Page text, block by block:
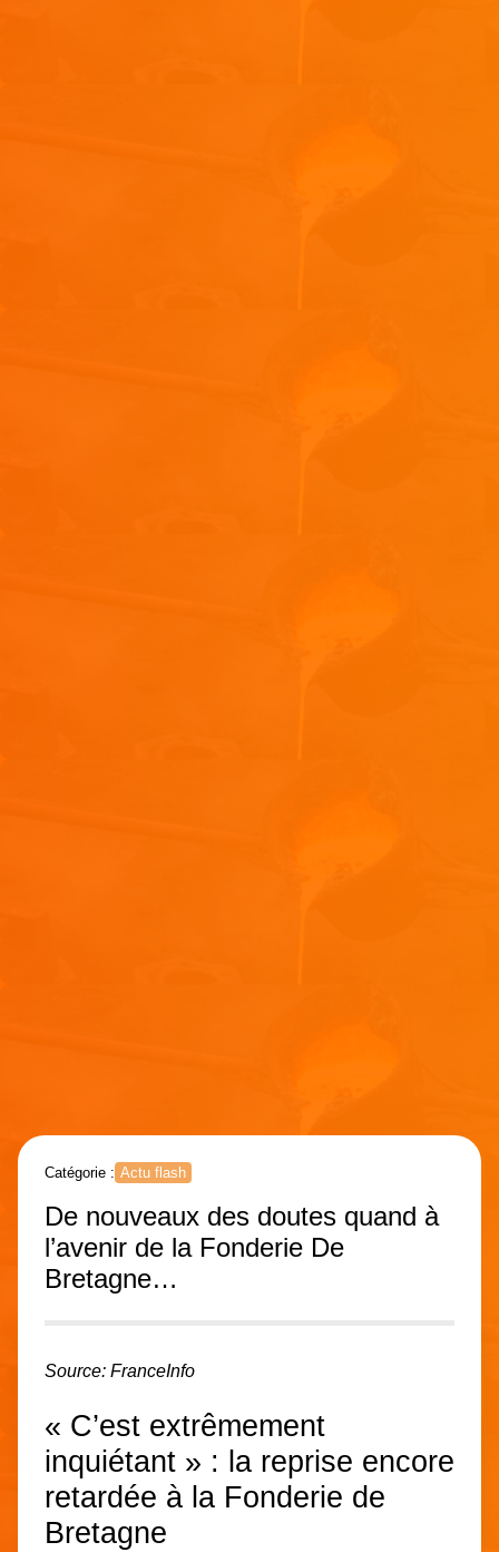
Catégorie : Actu flash
De nouveaux des doutes quand à
l’avenir de la Fonderie De
Bretagne…
Source: FranceInfo
« C’est extrêmement
inquiétant » : la reprise encore
retardée à la Fonderie de
Bretagne